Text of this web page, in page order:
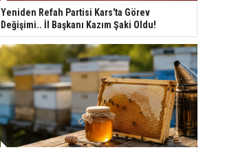
Yeniden Refah Partisi Kars'ta Görev
Değişimi.. İl Başkanı Kazım Şaki Oldu!